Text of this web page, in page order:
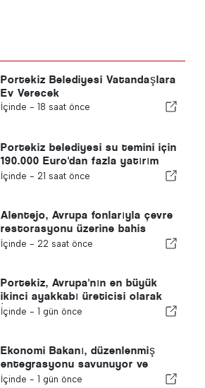
Portekiz Belediyesi Vatandaşlara
Ev Verecek
İçinde - 18 saat önce
Portekiz belediyesi su temini için
190.000 Euro'dan fazla yatırım
yapıyor
İçinde - 21 saat önce
Alentejo, Avrupa fonlarıyla çevre
restorasyonu üzerine bahis
yapıyor
İçinde - 22 saat önce
Portekiz, Avrupa'nın en büyük
ikinci ayakkabı üreticisi olarak
İspanya'yı geride bıraktı
İçinde - 1 gün önce
Ekonomi Bakanı, düzenlenmiş
entegrasyonu savunuyor ve
göçmenler için hızlı bir kanal
İçinde - 1 gün önce